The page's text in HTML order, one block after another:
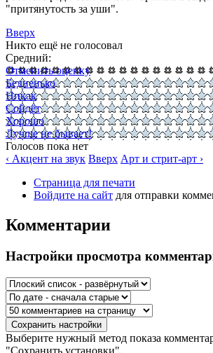
"притянутость за уши".
Вверх
Никто ещё не голосовал
Средний:
Отменить оценку
Бедненько
Никак
Сойдёт
Хорошо
Лучше не бывает!
Голосов пока нет
‹ Акцент на звук Вверх Арт и стрит-арт ›
Страница для печати
Войдите на сайт для отправки
Комментарии
Настройки просмотра
Выберите нужный метод показа
"Сохранить установки".